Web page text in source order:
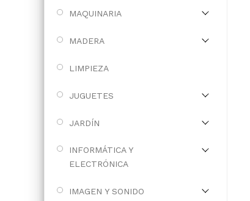
MAQUINARIA
MADERA
LIMPIEZA
JUGUETES
JARDÍN
INFORMÁTICA Y
ELECTRÓNICA
IMAGEN Y SONIDO